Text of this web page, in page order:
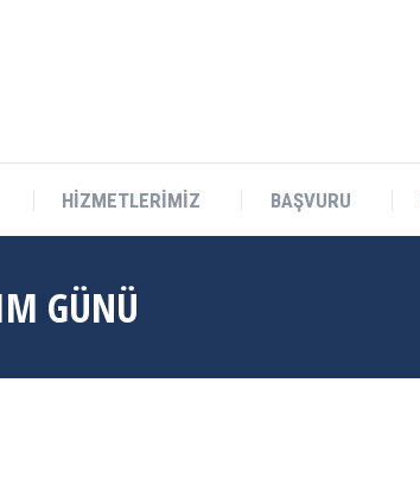
HİZMETLERİMİZ BAŞVURU
GÜNÜ